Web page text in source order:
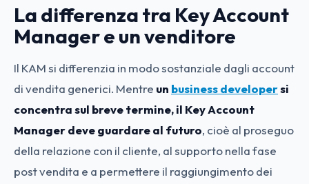
La differenza tra Key Account
Manager e un venditore
Il KAM si differenzia in modo sostanziale dagli account
di vendita generici. Mentre un business developersi
concentra sul breve termine, il Key Account
Manager deve guardare al futuro, cioè al proseguo
della relazione con il cliente, al supporto nella fase
post vendita e a permettere il raggiungimento dei